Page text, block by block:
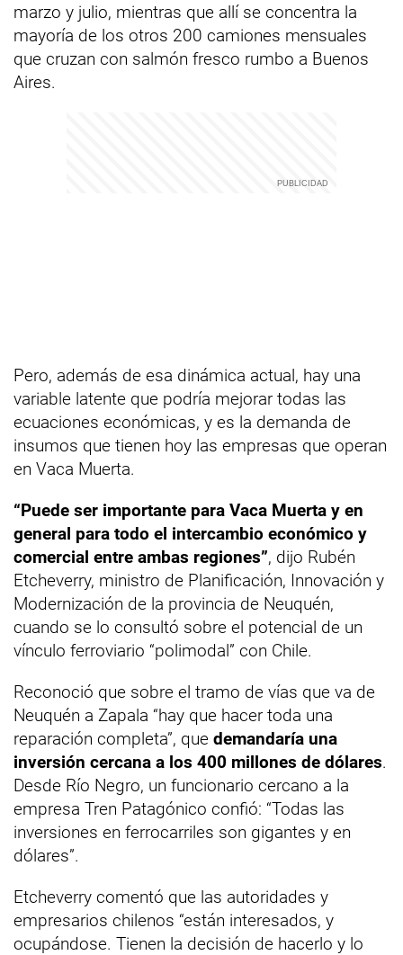
marzo y julio, mientras que allí se concentra la
mayoría de los otros 200 camiones mensuales
que cruzan con salmón fresco rumbo a Buenos
Aires.
Pero, además de esa dinámica actual, hay una
variable latente que podría mejorar todas las
ecuaciones económicas, y es la demanda de
insumos que tienen hoy las empresas que operan
en Vaca Muerta.
“Puede ser importante para Vaca Muerta y en
general para todo el intercambio económico y
comercial entre ambas regiones”, dijo Rubén
Etcheverry, ministro de Planificación, Innovación y
Modernización de la provincia de Neuquén,
cuando se lo consultó sobre el potencial de un
vínculo ferroviario “polimodal” con Chile.
Reconoció que sobre el tramo de vías que va de
Neuquén a Zapala “hay que hacer toda una
reparación completa”, que demandaría una
inversión cercana a los 400 millones de dólares.
Desde Río Negro, un funcionario cercano a la
empresa Tren Patagónico confió: “Todas las
inversiones en ferrocarriles son gigantes y en
dólares”.
Etcheverry comentó que las autoridades y
empresarios chilenos “están interesados, y
ocupándose. Tienen la decisión de hacerlo y lo